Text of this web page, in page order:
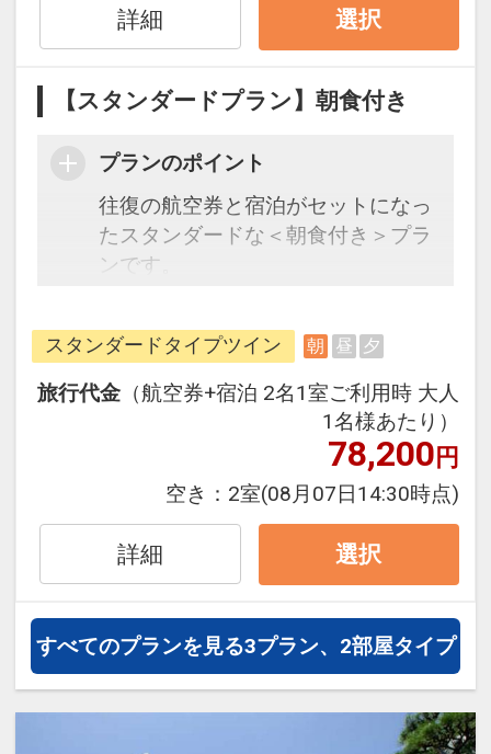
通・体験プランなどの追加（同時予
約）が可能なプランもございます。
詳細 選択
【スタンダードプラン】朝食付き
プランのポイント
往復の航空券と宿泊がセットになっ
たスタンダードな＜朝食付き＞プラ
ンです。
できるダイナミックパッケージだか
ら、一都市滞在はもちろん周遊旅行
にも最適！
旅行期間中の1泊だけの宿泊や延
泊・飛び泊なども自由自在です。
フライトは、安心のJAL（または
JALグループ）確約！フライトマイ
ル50%貯まります。
オプションでレンタカーや現地交
通・体験プランなどの追加（同時予
約）が可能なプランもございます。
【朝食について】
■（内容）バイキングもしくは和定
スタンダードタイプツイン 朝 昼 夕
旅行代金 （航空券+宿泊 2名1室ご利用時 大人
1名様あたり）
78,200円
空き： 2室(08月07日14:30時点)
詳細 選択
すべてのプランを見る3プラン、2部屋タイプ